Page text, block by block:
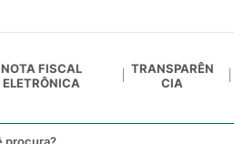
NOTA FISCAL
ELETRÔNICA
TRANSPARÊN
CIA